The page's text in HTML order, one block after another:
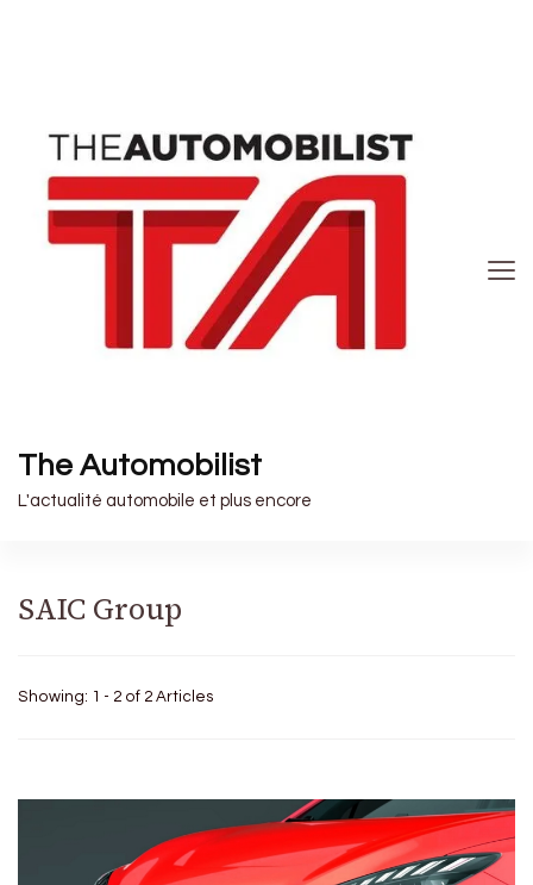
The Automobilist
L'actualité automobile et plus encore
SAIC Group
Showing: 1 - 2 of 2 Articles